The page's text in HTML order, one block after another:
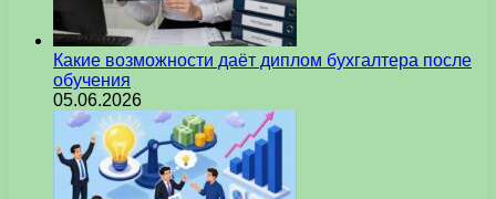
Какие возможности даёт диплом бухгалтера после
обучения
05.06.2026